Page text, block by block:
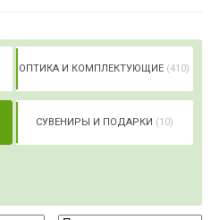
ОПТИКА И КОМПЛЕКТУЮЩИЕ (410)
СУВЕНИРЫ И ПОДАРКИ (10)